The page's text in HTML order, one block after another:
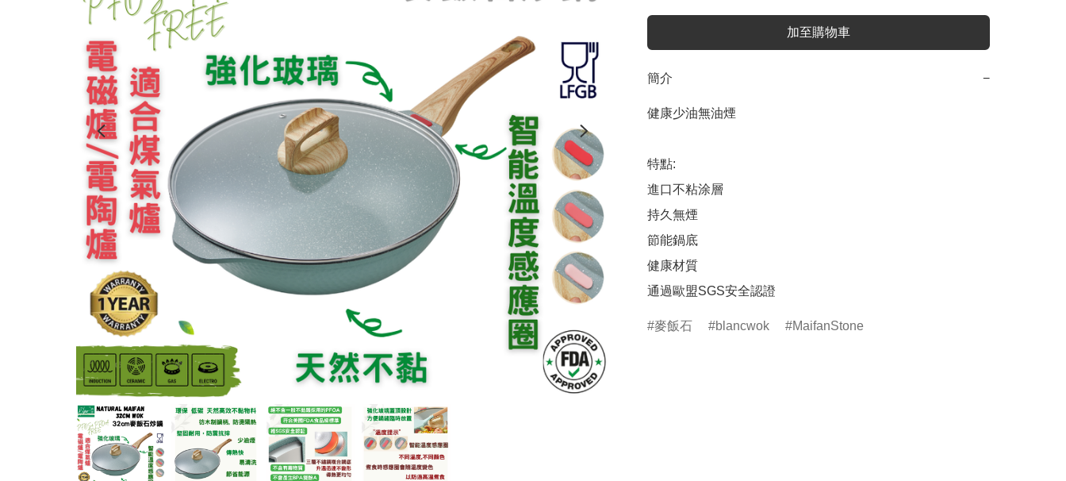
加至購物車
簡介 −
健康少油無油煙
特點:
進口不粘涂層
持久無煙
節能鍋底
健康材質
通過歐盟SGS安全認證
麥飯石 blancwok MaifanStone